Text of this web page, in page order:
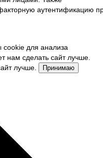
аутентификацию
cookie для анализа
нам сделать сайт лучше.
лучше.
Принимаю